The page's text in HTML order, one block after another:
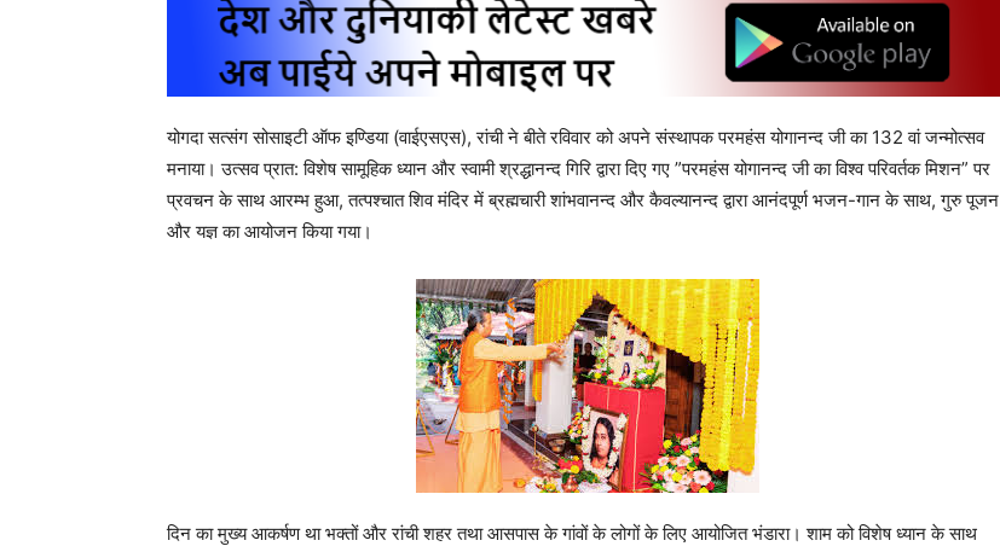
योगदा सत्संग सोसाइटी ऑफ इण्डिया (वाईएसएस), रांची ने बीते रविवार को अपने संस्थापक परमहंस योगानन्द जी का 132 वां जन्मोत्सव
मनाया। उत्सव प्रात: विशेष सामूहिक ध्यान और स्वामी श्रद्धानन्द गिरि द्वारा दिए गए ”परमहंस योगानन्द जी का विश्व परिवर्तक मिशन” पर
प्रवचन के साथ आरम्भ हुआ, तत्पश्चात शिव मंदिर में ब्रह्मचारी शांभवानन्द और कैवल्यानन्द द्वारा आनंदपूर्ण भजन-गान के साथ, गुरु पूजन
और यज्ञ का आयोजन किया गया।
दिन का मुख्य आकर्षण था भक्तों और रांची शहर तथा आसपास के गांवों के लोगों के लिए आयोजित भंडारा। शाम को विशेष ध्यान के साथ